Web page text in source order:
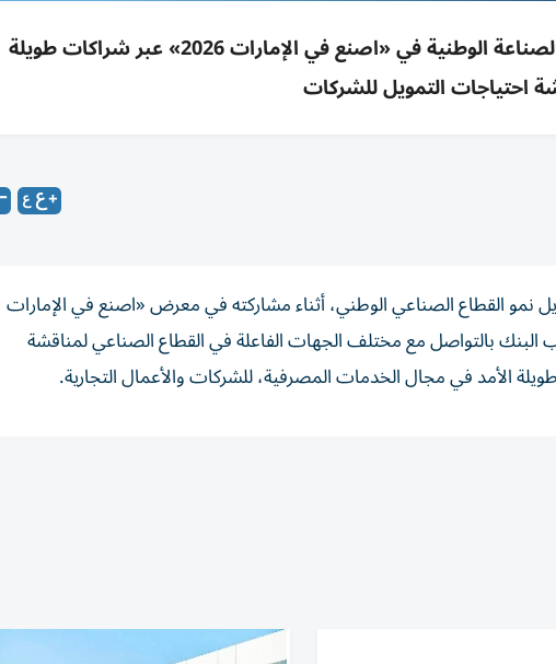
بنك الفجيرة الوطني يبرز دوره بدعم وتمويل نمو الصناعة الوطنية في «اصنع في الإمارات 2026» عبر شراكات طويلة
احتياجات التمويل للشركات
القطاع الصناعي الوطني، أثناء مشاركته في معرض «اصنع في الإمارات
البنك بالتواصل مع مختلف الجهات الفاعلة في القطاع الصناعي لمناقشة
الأمد في مجال الخدمات المصرفية، للشركات والأعمال التجارية.